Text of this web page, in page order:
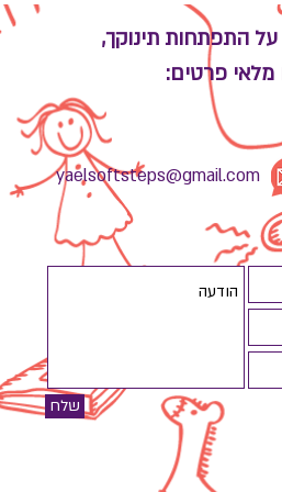
על התפתחות תינוקך,
פרטים:
yaelsoftsteps@gmail.com
שלח